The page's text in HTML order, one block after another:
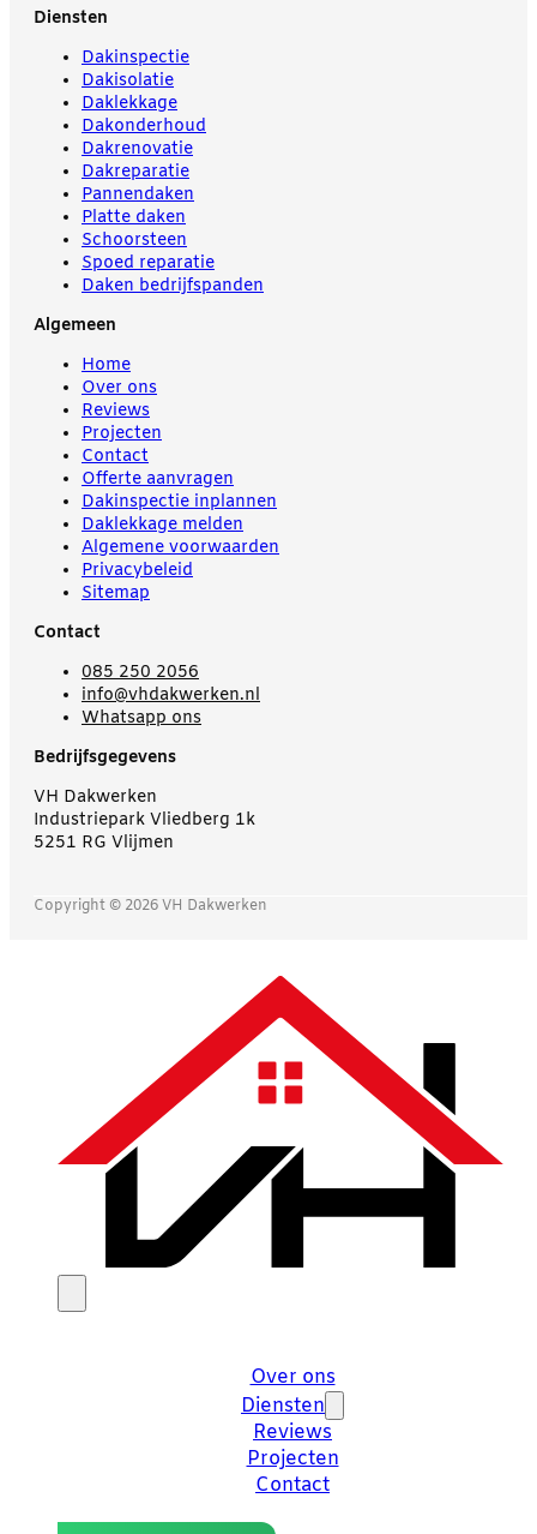
Diensten
Dakinspectie
Dakisolatie
Daklekkage
Dakonderhoud
Dakrenovatie
Dakreparatie
Pannendaken
Platte daken
Schoorsteen
Spoed reparatie
Daken bedrijfspanden
Algemeen
Home
Over ons
Reviews
Projecten
Contact
Offerte aanvragen
Dakinspectie inplannen
Daklekkage melden
Algemene voorwaarden
Privacybeleid
Sitemap
Contact
085 250 2056
info@vhdakwerken.nl
Whatsapp ons
Bedrijfsgegevens
VH Dakwerken
Industriepark Vliedberg 1k
5251 RG Vlijmen
Copyright © 2026 VH Dakwerken
Over ons
Diensten
Reviews
Projecten
Contact